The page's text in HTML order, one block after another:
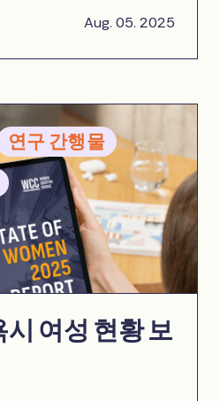
Aug. 05. 2025
연구 간행물
시 여성 현황 보